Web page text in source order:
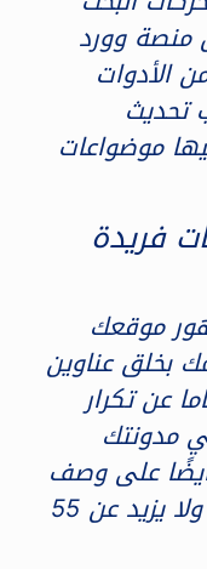
منصة وورد
الأدوات
تحديث
موضواعات
فريدة
لظهور موقعك
بخلق عناوين
عن تكرار
مدونتك
أيضًا على وصف
الميتا، فيجب أن يكون جديدًا ولا يزيد عن 55